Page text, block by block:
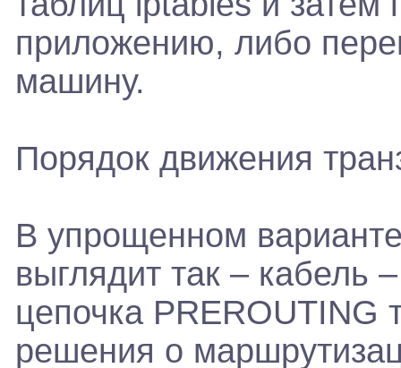
приложению, либо
машину.
Порядок движения
В упрощенном
выглядит так – кабель
цепочка PREROUTING
решения о